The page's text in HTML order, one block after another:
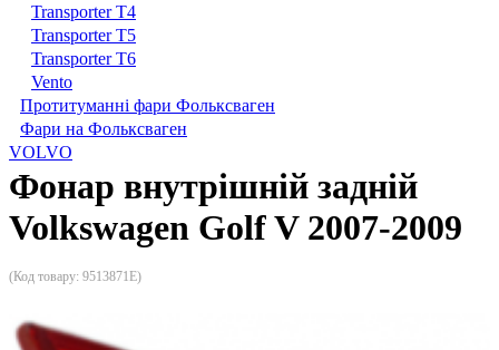
Transporter T4
Transporter T5
Transporter T6
Vento
Протитуманні фари Фольксваген
Фари на Фольксваген
VOLVO
Фонар внутрішній задній
Volkswagen Golf V 2007-2009
(Код товару: 9513871E)